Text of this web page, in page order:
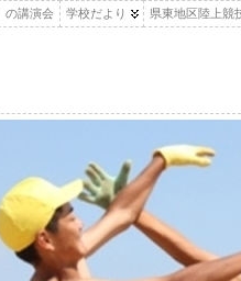
の講演会 学校だより 県東地区陸上競